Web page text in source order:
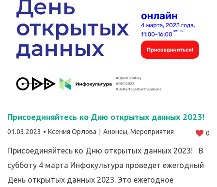
Присоединяйтесь ко Дню открытых данных 2023!
01.03.2023 Ксения Орлова Анонсы, Мероприятия 0
Присоединяйтесь ко Дню открытых данных 2023! В
субботу 4 марта Инфокультура проведет ежегодный
День открытых данных 2023. Это ежегодное